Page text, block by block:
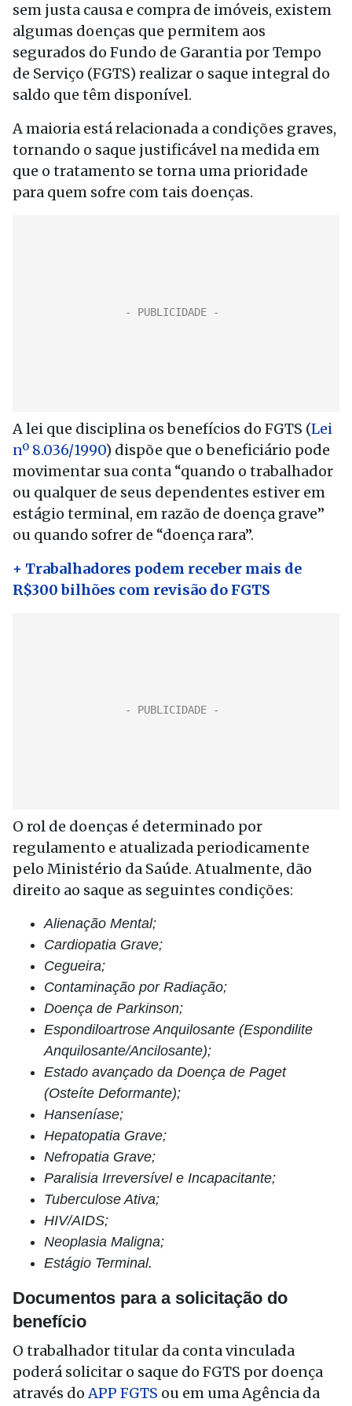
sem justa causa e compra de imóveis, existem
algumas doenças que permitem aos
segurados do Fundo de Garantia por Tempo
de Serviço (FGTS) realizar o saque integral do
saldo que têm disponível.
A maioria está relacionada a condições graves,
tornando o saque justificável na medida em
que o tratamento se torna uma prioridade
para quem sofre com tais doenças.
A lei que disciplina os benefícios do FGTS (Lei
nº 8.036/1990) dispõe que o beneficiário pode
movimentar sua conta “quando o trabalhador
ou qualquer de seus dependentes estiver em
estágio terminal, em razão de doença grave”
ou quando sofrer de “doença rara”.
+ Trabalhadores podem receber mais de
R$300 bilhões com revisão do FGTS
O rol de doenças é determinado por
regulamento e atualizada periodicamente
pelo Ministério da Saúde. Atualmente, dão
direito ao saque as seguintes condições:
Alienação Mental;
Cardiopatia Grave;
Cegueira;
Contaminação por Radiação;
Doença de Parkinson;
Espondiloartrose Anquilosante (Espondilite
Anquilosante/Ancilosante);
Estado avançado da Doença de Paget
(Osteíte Deformante);
Hanseníase;
Hepatopatia Grave;
Nefropatia Grave;
Paralisia Irreversível e Incapacitante;
Tuberculose Ativa;
HIV/AIDS;
Neoplasia Maligna;
Estágio Terminal.
Documentos para a solicitação do
benefício
O trabalhador titular da conta vinculada
poderá solicitar o saque do FGTS por doença
através doAPP FGTS ou em uma Agência da